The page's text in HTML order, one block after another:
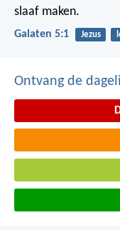
slaaf maken.
Galaten 5:1 Jezus
Ontvang de